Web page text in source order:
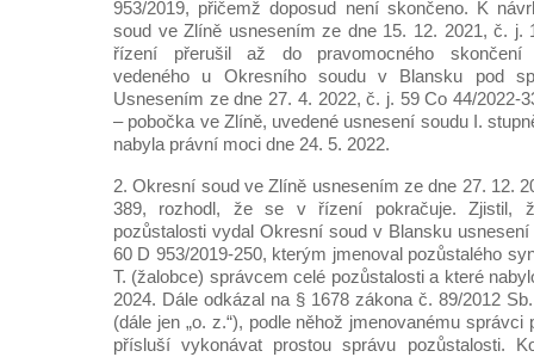
953/2019, přičemž doposud není skončeno. K
soud ve Zlíně usnesením ze dne 15. 12. 2021, č. j.
řízení přerušil až do pravomocného skončení
vedeného u Okresního soudu v Blansku pod
Usnesením ze dne 27. 4. 2022, č. j. 59 Co 44/2022-
– pobočka ve Zlíně, uvedené usnesení soudu I.
nabyla právní moci dne 24. 5. 2022.
2. Okresní soud ve Zlíně usnesením ze dne 27. 12.
389, rozhodl, že se v řízení pokračuje. Zjistil,
pozůstalosti vydal Okresní soud v Blansku
60 D 953/2019-250, kterým jmenoval pozůstalého
T. (žalobce) správcem celé pozůstalosti a které
2024. Dále odkázal na § 1678 zákona č. 89/2012
(dále jen „o. z.“), podle něhož jmenovanému
přísluší vykonávat prostou správu pozůstalosti.